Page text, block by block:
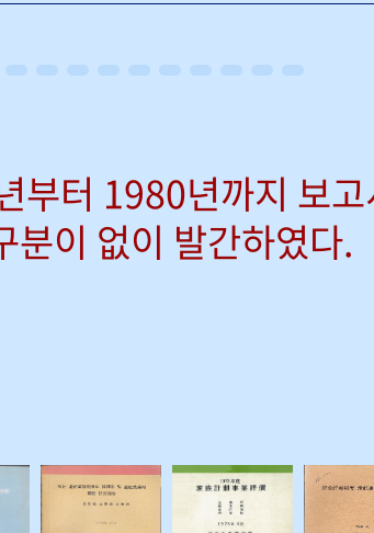
부터 1980년까지 보
분이 없이 발간하였다.